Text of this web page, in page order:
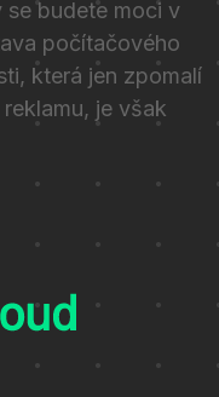
se budete moci v
počítačového
která jen zpomalí
je však